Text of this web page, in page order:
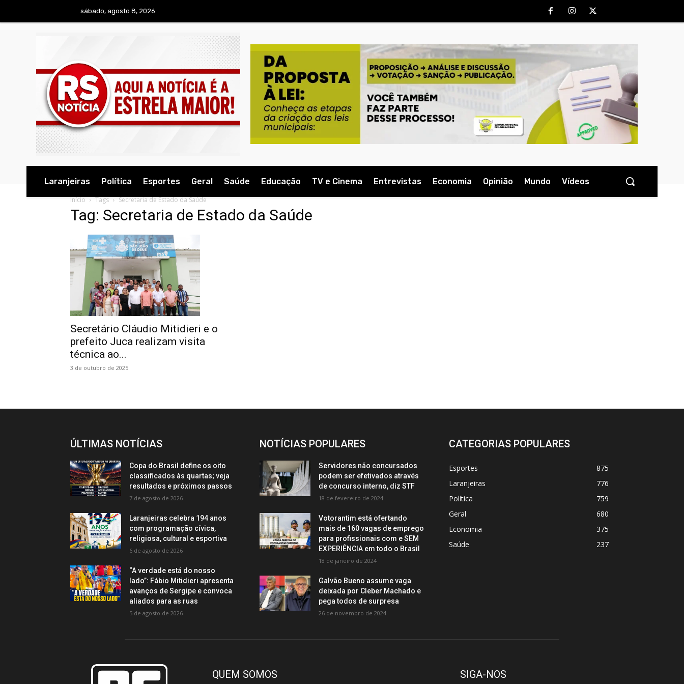
sábado, agosto 8, 2026
Laranjeiras Política Esportes Geral Saúde Educação TV e Cinema Entrevistas Economia Opinião Mundo Vídeos
Início Tags Secretaria de Estado da Saúde
Tag: Secretaria de Estado da Saúde
Secretário Cláudio Mitidieri e o
prefeito Juca realizam visita
técnica ao...
3 de outubro de 2025
ÚLTIMAS NOTÍCIAS
Copa do Brasil define os oito
classificados às quartas; veja
resultados e próximos passos
7 de agosto de 2026
Laranjeiras celebra 194 anos
com programação cívica,
religiosa, cultural e esportiva
6 de agosto de 2026
“A verdade está do nosso
lado”: Fábio Mitidieri apresenta
avanços de Sergipe e convoca
aliados para as ruas
5 de agosto de 2026
NOTÍCIAS POPULARES
Servidores não concursados
podem ser efetivados através
de concurso interno, diz STF
18 de fevereiro de 2024
Votorantim está ofertando
mais de 160 vagas de emprego
para profissionais com e SEM
EXPERIÊNCIA em todo o Brasil
18 de janeiro de 2024
Galvão Bueno assume vaga
deixada por Cleber Machado e
pega todos de surpresa
26 de novembro de 2024
CATEGORIAS POPULARES
Esportes
875
Laranjeiras
776
Política
759
Geral
680
Economia
375
Saúde
237
QUEM SOMOS SIGA-NOS